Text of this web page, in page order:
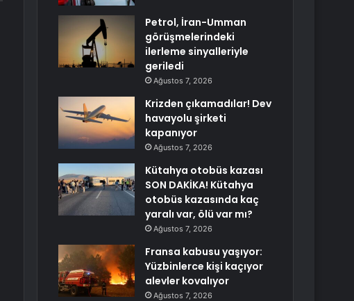
Petrol, İran-Umman
görüşmelerindeki
ilerleme sinyalleriyle
geriledi
Ağustos 7, 2026
Krizden çıkamadılar! Dev
havayolu şirketi
kapanıyor
Ağustos 7, 2026
Kütahya otobüs kazası
SON DAKİKA! Kütahya
otobüs kazasında kaç
yaralı var, ölü var mı?
Ağustos 7, 2026
Fransa kabusu yaşıyor:
Yüzbinlerce kişi kaçıyor
alevler kovalıyor
Ağustos 7, 2026